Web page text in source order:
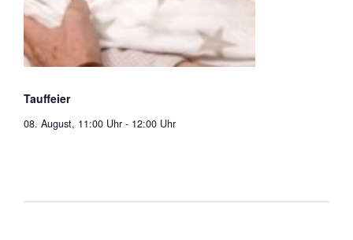
Tauffeier
08. August, 11:00 Uhr - 12:00 Uhr